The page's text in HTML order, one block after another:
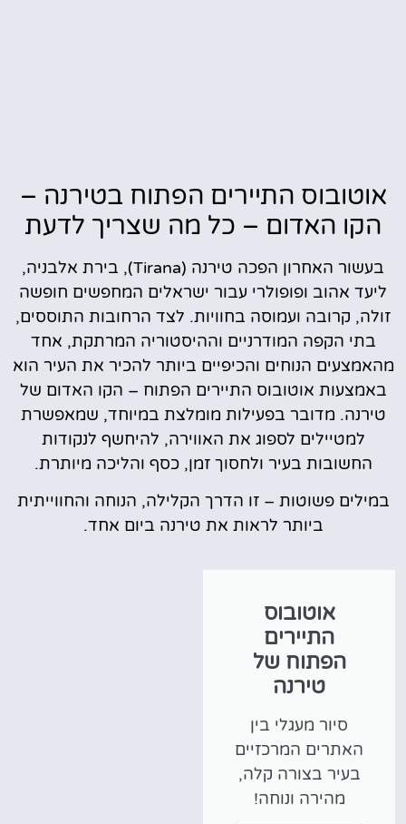
אוטובוס התיירים הפתוח בטירנה –
הקו האדום – כל מה שצריך לדעת
בעשור האחרון הפכה טירנה (Tirana), בירת אלבניה,
ליעד אהוב ופופולרי עבור ישראלים המחפשים חופשה
זולה, קרובה ועמוסה בחוויות. לצד הרחובות התוססים,
בתי הקפה המודרניים וההיסטוריה המרתקת, אחד
מהאמצעים הנוחים והכיפיים ביותר להכיר את העיר הוא
באמצעות אוטובוס התיירים הפתוח – הקו האדום של
טירנה. מדובר בפעילות מומלצת במיוחד, שמאפשרת
למטיילים לספוג את האווירה, להיחשף לנקודות
החשובות בעיר ולחסוך זמן, כסף והליכה מיותרת.
במילים פשוטות – זו הדרך הקלילה, הנוחה והחווייתית
ביותר לראות את טירנה ביום אחד.
אוטובוס
התיירים
הפתוח של
טירנה
סיור מעגלי בין
האתרים המרכזיים
בעיר בצורה קלה,
מהירה ונוחה!